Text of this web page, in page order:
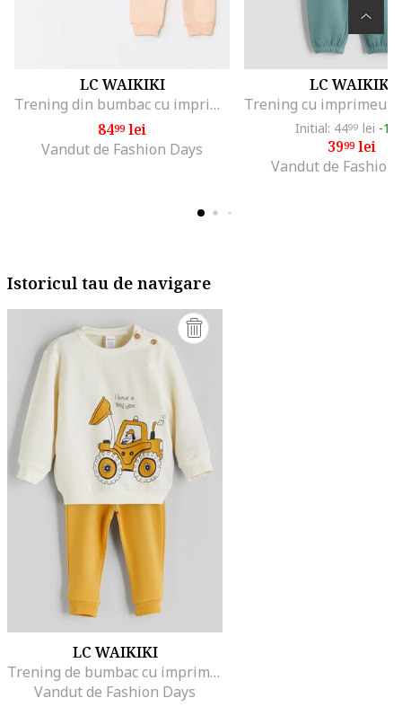
LC WAIKIKI
Trening din bumbac cu imprimeu, Piersica
8499lei
Vandut de Fashion Days
LC WAIKIKI
Initial: 4499 lei -
3999lei
Vandut de Fashion
Istoricul tau de navigare
LC WAIKIKI
Trening de bumbac cu imprimeu, Alb fildes/Galben mustar
Vandut de Fashion Days